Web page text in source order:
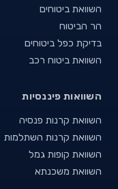
השוואת ביטוחים
הר הביטוח
בדיקת כפל ביטוחים
השוואת ביטוח רכב
השוואות פיננסיות
השוואת קרנות פנסיה
השוואת קרנות השתלמות
השוואת קופות גמל
השוואת משכנתא